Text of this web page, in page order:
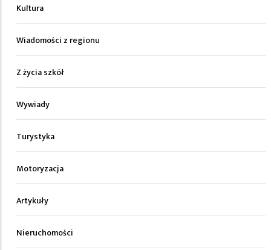
Kultura
Wiadomości z regionu
Z życia szkół
Wywiady
Turystyka
Motoryzacja
Artykuły
Nieruchomości